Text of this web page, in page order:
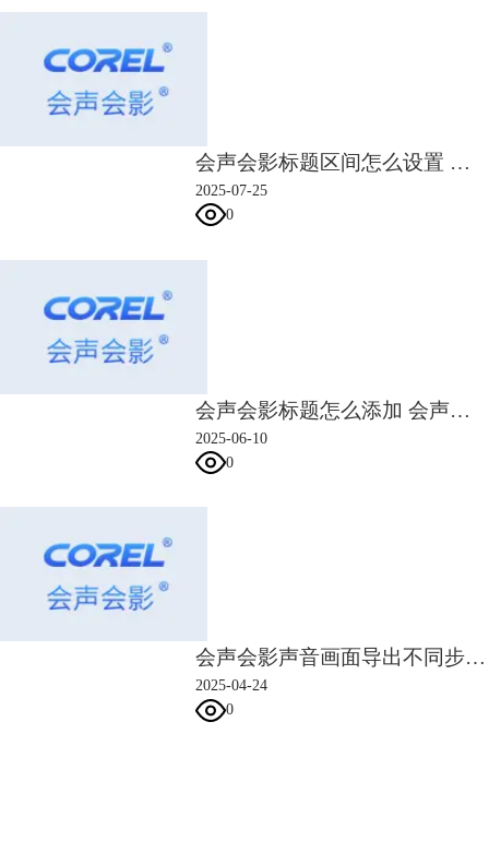
具体的操作如图6所示：
1. 将时间轴上的指针移动到目标时间点
2. 设置文本属性，将文本的颜色调整为淡黄色
3. 同时，颜色关键帧处会在目标时间点自动生成一个关键帧
完成以上三步，即可制作一个简单的颜色变化标题。
除了单一属性动画外，3D标题编辑器
帧，以构建出更为复杂的动画效果。
比如，如图7所示，我们在颜色变化的同一时间点，降低了阻光度，就能
会声会影标题区间怎么设置 会声会影标题时长怎么延长
2025-07-25
0
会声会影标题怎么添加 会声会影标题位置怎么调整
2025-06-10
0
会声会影声音画面导出不同步 会声会影输出的画质怎么提高
2025-04-24
0